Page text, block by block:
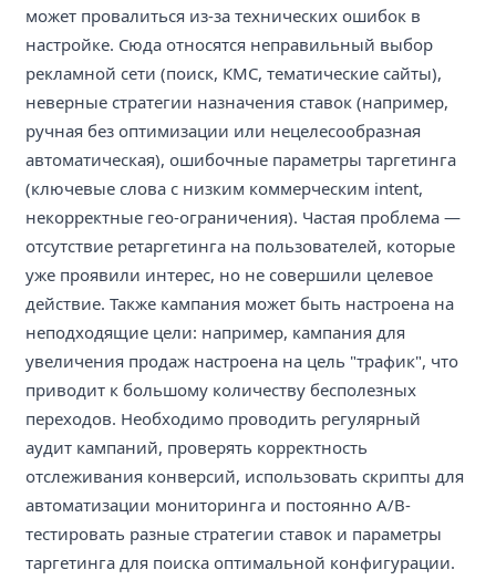
может провалиться из-за технических ошибок в
настройке. Сюда относятся неправильный выбор
рекламной сети (поиск, КМС, тематические сайты),
неверные стратегии назначения ставок (например,
ручная без оптимизации или нецелесообразная
автоматическая), ошибочные параметры таргетинга
(ключевые слова с низким коммерческим intent,
некорректные гео-ограничения). Частая проблема —
отсутствие ретаргетинга на пользователей, которые
уже проявили интерес, но не совершили целевое
действие. Также кампания может быть настроена на
неподходящие цели: например, кампания для
увеличения продаж настроена на цель "трафик", что
приводит к большому количеству бесполезных
переходов. Необходимо проводить регулярный
аудит кампаний, проверять корректность
отслеживания конверсий, использовать скрипты для
автоматизации мониторинга и постоянно A/B-
тестировать разные стратегии ставок и параметры
таргетинга для поиска оптимальной конфигурации.